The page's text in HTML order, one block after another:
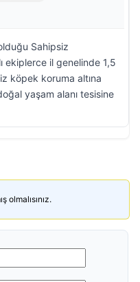
Sahipsiz
ekiplerce il genelinde 1,5
köpek koruma altına
yaşam alanı tesisine
olmalısınız.